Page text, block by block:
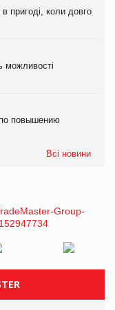
пригоді, коли довго
можливості
повышению
Всі новини